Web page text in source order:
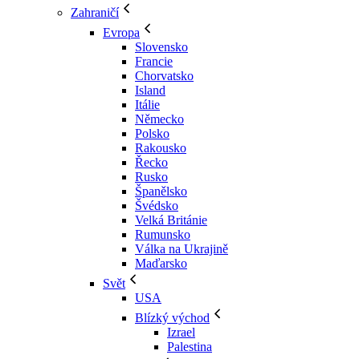
Zahraničí
Evropa
Slovensko
Francie
Chorvatsko
Island
Itálie
Německo
Polsko
Rakousko
Řecko
Rusko
Španělsko
Švédsko
Velká Británie
Rumunsko
Válka na Ukrajině
Maďarsko
Svět
USA
Blízký východ
Izrael
Palestina